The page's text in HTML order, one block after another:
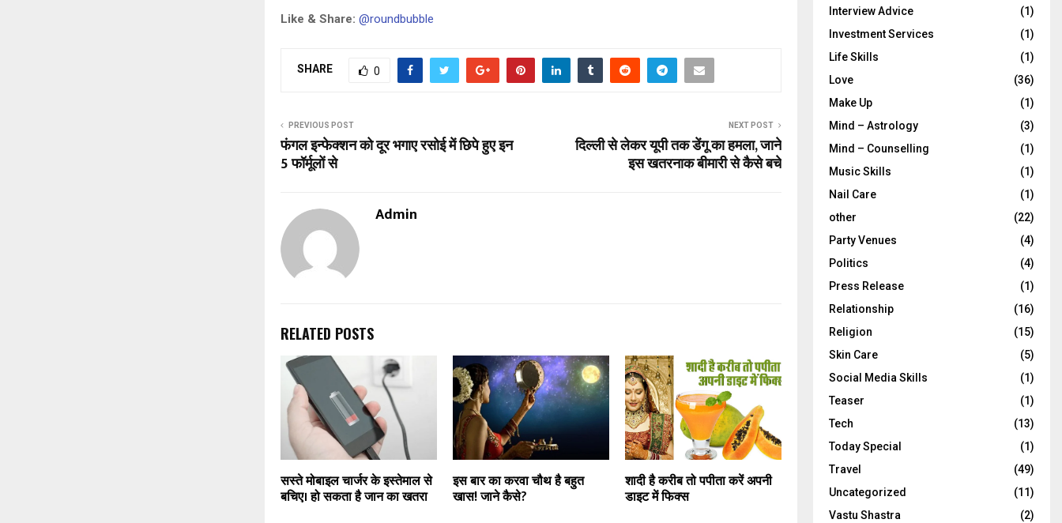
Like & Share: @roundbubble
SHARE 0
PREVIOUS POST
फंगल इन्फेक्शन को दूर भगाए रसोई में छिपे हुए इन
5 फॉर्मूलों से
NEXT POST
दिल्ली से लेकर यूपी तक डेंगू का हमला, जाने
इस खतरनाक बीमारी से कैसे बचे
Admin
RELATED POSTS
सस्ते मोबाइल चार्जर के इस्तेमाल से
बचिए। हो सकता है जान का खतरा
इस बार का करवा चौथ है बहुत
खास! जाने कैसे?
शादी है करीब तो पपीता करें अपनी
डाइट में फिक्स
Interview Advice
(1)
Investment Services
(1)
Life Skills
(1)
Love
(36)
Make Up
(1)
Mind – Astrology
(3)
Mind – Counselling
(1)
Music Skills
(1)
Nail Care
(1)
other
(22)
Party Venues
(4)
Politics
(4)
Press Release
(1)
Relationship
(16)
Religion
(15)
Skin Care
(5)
Social Media Skills
(1)
Teaser
(1)
Tech
(13)
Today Special
(1)
Travel
(49)
Uncategorized
(11)
Vastu Shastra
(2)